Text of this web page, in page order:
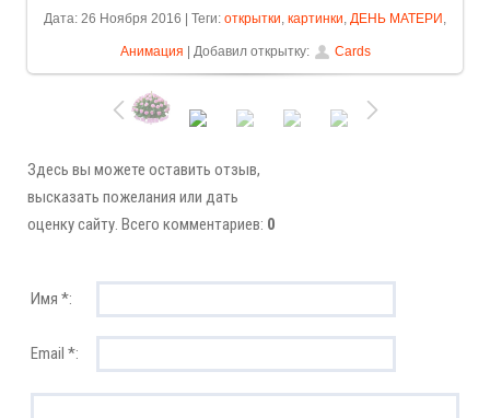
Дата: 26 Ноября 2016 | Теги: открытки, картинки, ДЕНЬ МАТЕРИ,
Анимация | Добавил открытку: Cards
Здесь вы можете оставить отзыв,
высказать пожелания или дать
оценку сайту. Всего комментариев: 0
Имя *:
Email *: